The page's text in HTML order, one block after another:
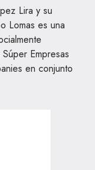
Lira y su
Lomas es una
Empresas
en conjunto